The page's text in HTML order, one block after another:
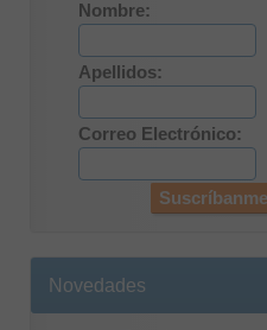
Nombre:
Apellidos:
Correo Electrónico:
Novedades